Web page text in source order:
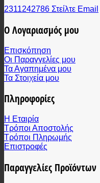
2311242786 Στείλτε Email
Ο Λογαριασμός μου
Επισκόπηση
Οι Παραγγελίες μου
Τα Αγαπημένα μου
Τα Στοιχεία μου
Πληροφορίες
Η Εταιρία
Τρόποι Αποστολής
Τρόποι Πληρωμής
Επιστροφές
Παραγγελίες Προϊόντων